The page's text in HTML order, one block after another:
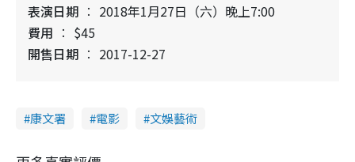
表演日期
2018年1月27日（六）晚上7:00
費用
$45
開售日期
2017-12-27
康文署 電影 文娛藝術